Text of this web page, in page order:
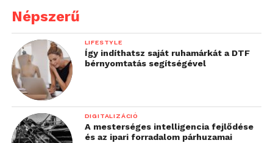
Népszerű
LIFESTYLE
Így indíthatsz saját ruhamárkát a DTF
bérnyomtatás segítségével
DIGITALIZÁCIÓ
A mesterséges intelligencia fejlődése
és az ipari forradalom párhuzamai